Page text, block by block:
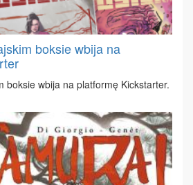
boksie wbija na
bok­sie wbi­ja na plat­for­mę Kick­star­ter.